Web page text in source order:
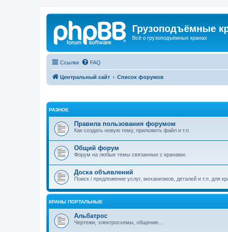
Грузоподъёмные
Всё о грузоподъёмных кранах
Ссылки FAQ
Центральный сайт Список форумов
РАЗНОЕ
Правила пользования форумом
Как создать новую тему, приложить файл и т.п.
Общий форум
Форум на любые темы связанные с кранами.
Доска объявлений
Поиск / предложение услуг, механизмов, деталей и т.п. для
КРАНЫ ПОРТАЛЬНЫЕ
Альбатрос
Чертежи, электросхемы, общение...